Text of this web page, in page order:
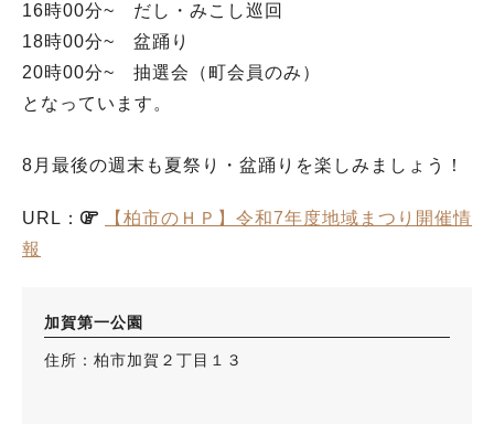
16時00分~ だし・みこし巡回
18時00分~ 盆踊り
20時00分~ 抽選会（町会員のみ）
となっています。
8月最後の週末も夏祭り・盆踊りを楽しみましょう！
URL：
【柏市のＨＰ】令和7年度地域まつり開催情
報
加賀第一公園
住所：柏市加賀２丁目１３